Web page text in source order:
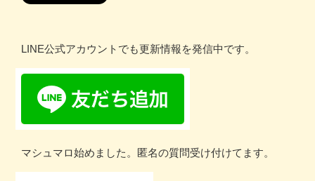
LINE公式アカウントでも更新情報を発信中です。
マシュマロ始めました。匿名の質問受け付けてます。